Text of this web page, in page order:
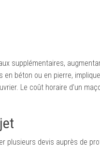
supplémentaires,
béton ou en pierre,
Le coût horaire d’un
plusieurs devis auprès de